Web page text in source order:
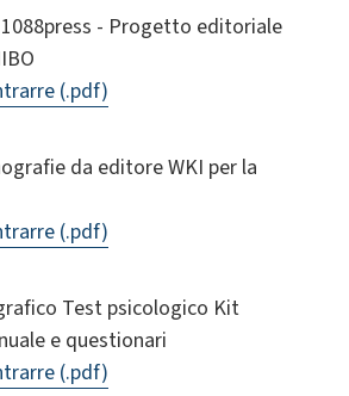
- Progetto editoriale
(.pdf)
da editore WKI per la
(.pdf)
Test psicologico Kit
e questionari
(.pdf)